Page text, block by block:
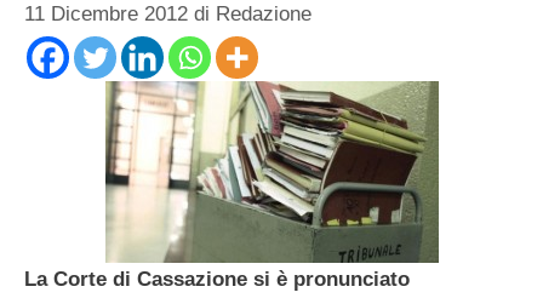
11 Dicembre 2012 di Redazione
La Corte di Cassazione si è pronunciato